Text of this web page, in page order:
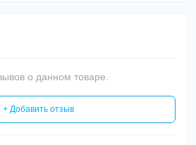
о данном товаре.
+ Добавить отзыв